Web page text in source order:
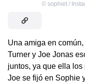
© sophiet /
Una amiga en
Turner y Joe Jonas
juntos, ya que ella
Joe se fijó en Sophie